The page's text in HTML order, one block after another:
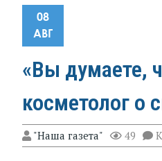
08
АВГ
«Вы думаете,
косметолог о
"Наша газета" 49